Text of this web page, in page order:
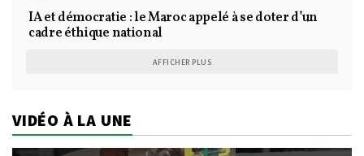
IA et démocratie : le Maroc appelé à se doter d’un
cadre éthique national
AFFICHER PLUS
VIDÉO À LA UNE